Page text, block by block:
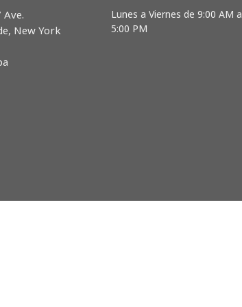
New York
Lunes a Viernes de 9:00 AM a
5:00 PM